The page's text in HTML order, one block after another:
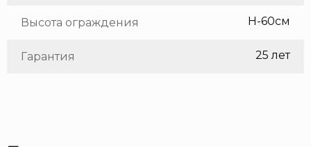
Высота ограждения H-60см
Гарантия 25 лет